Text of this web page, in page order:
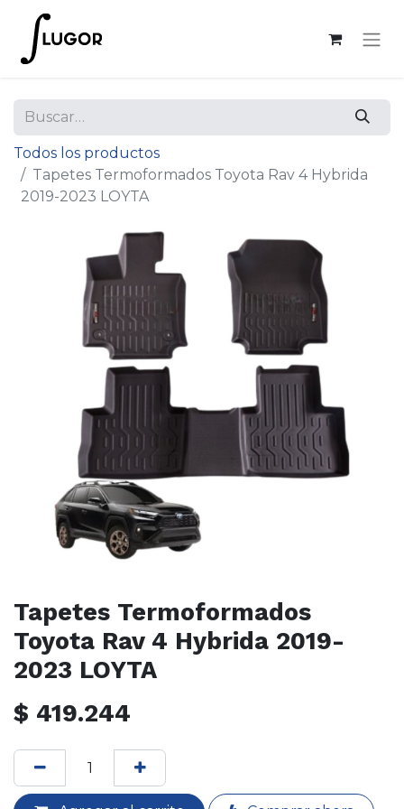
Todos los productos
Tapetes Termoformados Toyota Rav 4 Hybrida
2019-2023 LOYTA
Tapetes Termoformados
Toyota Rav 4 Hybrida 2019-
2023 LOYTA
$ 419.244